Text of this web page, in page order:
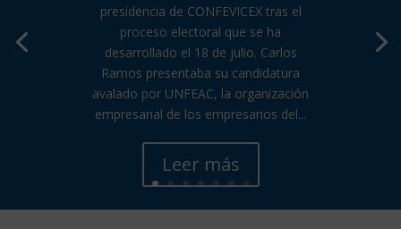
presidencia de CONFEVICEX tras el
proceso electoral que se ha
desarrollado el 18 de julio. Carlos
Ramos presentaba su candidatura
avalado por UNFEAC, la organización
empresarial de los empresarios del...
Leer más